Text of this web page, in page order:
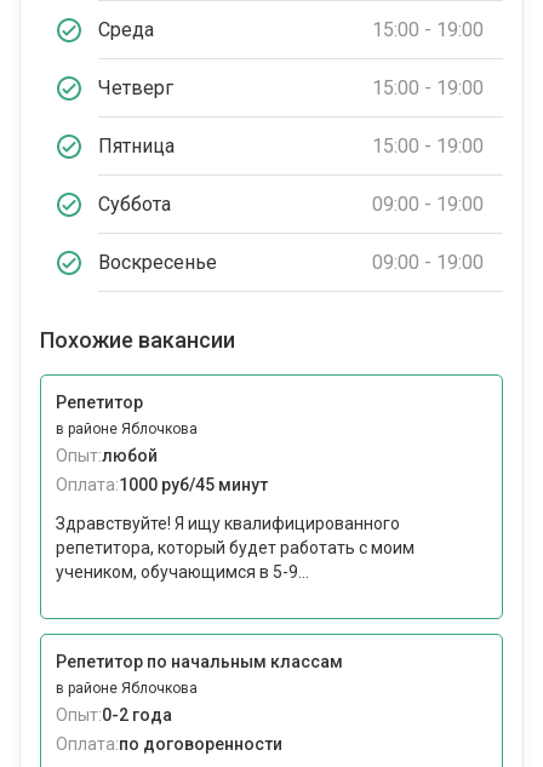
Среда 15:00 - 19:00
Четверг 15:00 - 19:00
Пятница 15:00 - 19:00
Суббота 09:00 - 19:00
Воскресенье 09:00 - 19:00
Похожие вакансии
Репетитор
в районе Яблочкова
Опыт:любой
Оплата:1000 руб/45 минут
Здравствуйте! Я ищу квалифицированного
репетитора, который будет работать с моим
учеником, обучающимся в 5-9...
Репетитор по начальным классам
в районе Яблочкова
Опыт:0-2 года
Оплата:по договоренности